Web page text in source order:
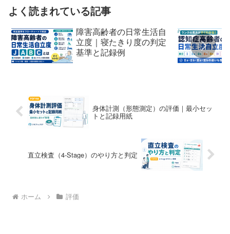
よく読まれている記事
障害高齢者の日常生活自
立度｜寝たきり度の判定
基準と記録例
身体計測（形態測定）の評価｜最小セッ
トと記録用紙
直立検査（4-Stage）のやり方と判定
ホーム 評価